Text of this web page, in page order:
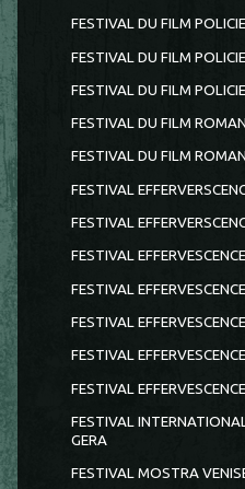
FESTIVAL DU FILM
FESTIVAL DU FILM
FESTIVAL DU FILM
FESTIVAL DU FILM
FESTIVAL DU FILM
FESTIVAL
FESTIVAL
FESTIVAL
FESTIVAL
FESTIVAL
FESTIVAL
FESTIVAL
FESTIVAL
GERA
FESTIVAL MOSTRA